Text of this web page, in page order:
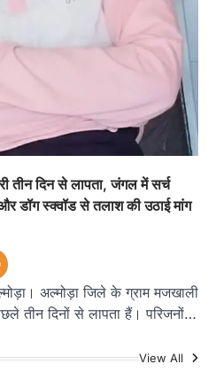
तीन दिन से लापता, जंगल में सर्च
डॉग स्क्वॉड से तलाश की उठाई मांग
अल्मोड़ा जिले के ग्राम मजखाली
तीन दिनों से लापता हैं। परिजनों…
View All
August 6, 2026
देवी मंदिर, कमराड़/विनायक क्षेत्र में
कथा के चतुर्थ दिवस गुरुवार को…
में शिक्षा-स्वास्थ्य व्यवस्था पर फूटा
गुस्सा, मंत्री और सरकार का पुतला
August 6, 2026
कांग्रेस का प्रदर्शन, स्वास्थ्य मंत्री व शिक्षा
युवा कांग्रेस की जिला बैठक, 8
खड़गे की हल्द्वानी रैली को सफल
लिया संकल्प